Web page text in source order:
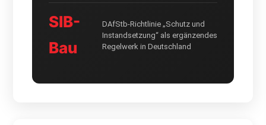
SIB-
Bau
DAfStb-Richtlinie „Schutz und
Instandsetzung“ als ergänzendes
Regelwerk in Deutschland